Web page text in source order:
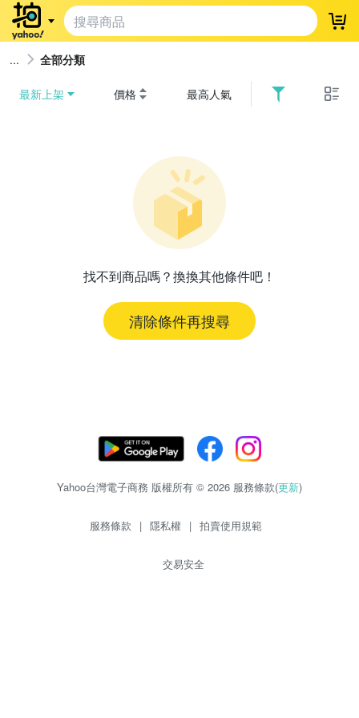
登
全部分類
最新上架 價格 最高人氣
找不到商品嗎？換換其他條件吧！
清除條件再搜尋
Yahoo台灣電子商務 版權所有 © 2026 服務條款(更新)
服務條款 | 隱私權 | 拍賣使用規範
交易安全